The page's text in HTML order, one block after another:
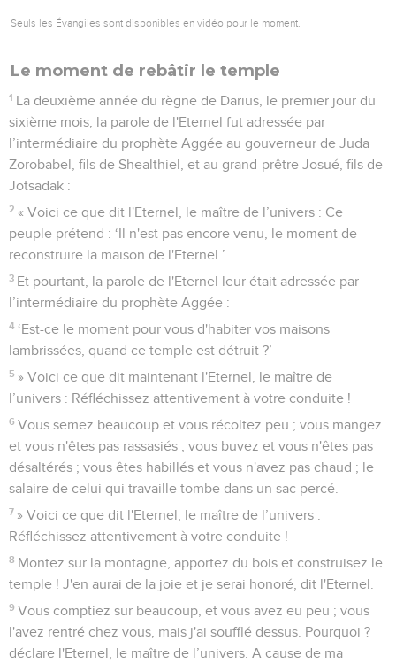
Seuls les Évangiles sont disponibles en vidéo pour le moment.
Le moment de rebâtir le temple
1 La deuxième année du règne de Darius, le premier jour du
sixième mois, la parole de l'Eternel fut adressée par
l’intermédiaire du prophète Aggée au gouverneur de Juda
Zorobabel, fils de Shealthiel, et au grand-prêtre Josué, fils de
Jotsadak :
2 « Voici ce que dit l'Eternel, le maître de l’univers : Ce
peuple prétend : ‘Il n'est pas encore venu, le moment de
reconstruire la maison de l'Eternel.’
3 Et pourtant, la parole de l'Eternel leur était adressée par
l’intermédiaire du prophète Aggée :
4 ‘Est-ce le moment pour vous d'habiter vos maisons
lambrissées, quand ce temple est détruit ?’
5 » Voici ce que dit maintenant l'Eternel, le maître de
l’univers : Réfléchissez attentivement à votre conduite !
6 Vous semez beaucoup et vous récoltez peu ; vous mangez
et vous n'êtes pas rassasiés ; vous buvez et vous n'êtes pas
désaltérés ; vous êtes habillés et vous n'avez pas chaud ; le
salaire de celui qui travaille tombe dans un sac percé.
7 » Voici ce que dit l'Eternel, le maître de l’univers :
Réfléchissez attentivement à votre conduite !
8 Montez sur la montagne, apportez du bois et construisez le
temple ! J'en aurai de la joie et je serai honoré, dit l'Eternel.
9 Vous comptiez sur beaucoup, et vous avez eu peu ; vous
l'avez rentré chez vous, mais j'ai soufflé dessus. Pourquoi ?
déclare l'Eternel, le maître de l’univers. A cause de ma